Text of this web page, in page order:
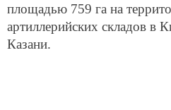
площадью 759 га на
артиллерийских складов в
Казани.